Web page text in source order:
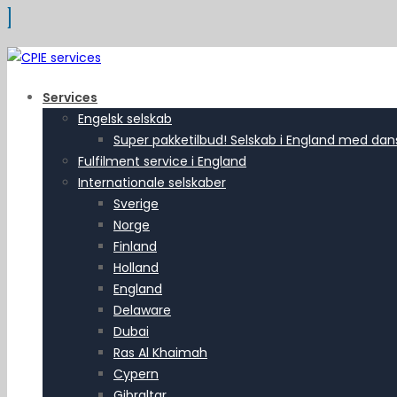
Services
Engelsk selskab
Super pakketilbud! Selskab i England med
Fulfilment service i England
Internationale selskaber
Sverige
Norge
Finland
Holland
England
Delaware
Dubai
Ras Al Khaimah
Cypern